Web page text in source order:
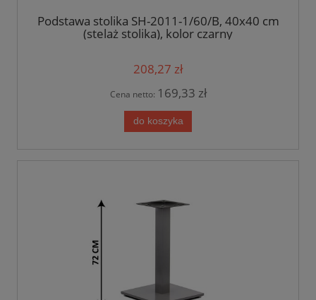
Podstawa stolika SH-2011-1/60/B, 40x40 cm
(stelaż stolika), kolor czarny
208,27 zł
Cena netto: 169,33 zł
do koszyka